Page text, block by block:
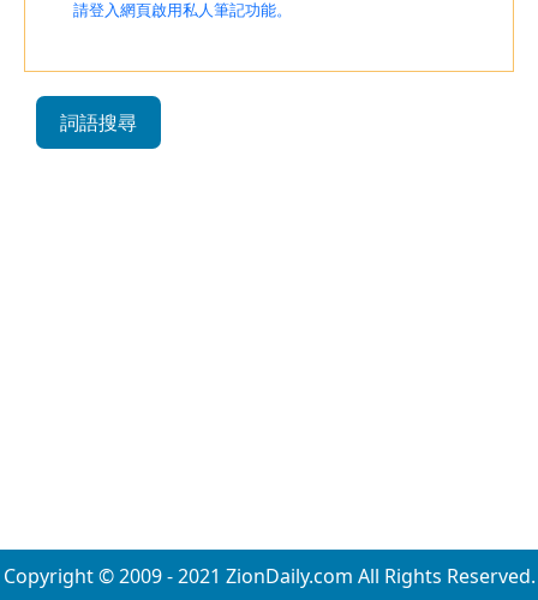
請登入網頁啟用私人筆記功能。
詞語搜尋
Copyright © 2009 - 2021 ZionDaily.com All Rights Reserved.